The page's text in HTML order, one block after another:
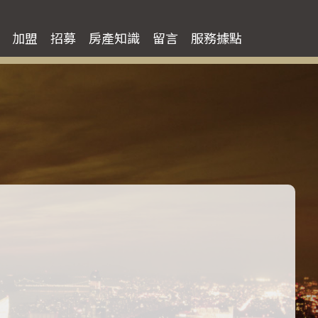
加盟 招募 房產知識 留言 服務據點